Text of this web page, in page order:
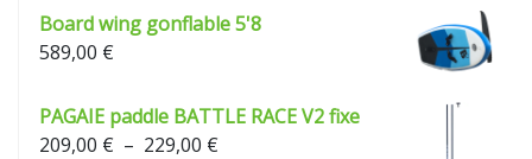
Board wing gonflable 5'8
589,00 €
PAGAIE paddle BATTLE RACE V2 fixe
209,00 € – 229,00 €